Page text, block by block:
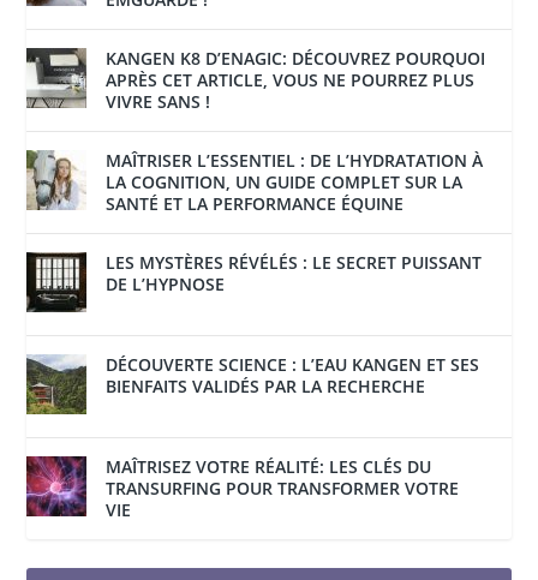
KANGEN K8 D’ENAGIC: DÉCOUVREZ POURQUOI
APRÈS CET ARTICLE, VOUS NE POURREZ PLUS
VIVRE SANS !
MAÎTRISER L’ESSENTIEL : DE L’HYDRATATION À
LA COGNITION, UN GUIDE COMPLET SUR LA
SANTÉ ET LA PERFORMANCE ÉQUINE
LES MYSTÈRES RÉVÉLÉS : LE SECRET PUISSANT
DE L’HYPNOSE
DÉCOUVERTE SCIENCE : L’EAU KANGEN ET SES
BIENFAITS VALIDÉS PAR LA RECHERCHE
MAÎTRISEZ VOTRE RÉALITÉ: LES CLÉS DU
TRANSURFING POUR TRANSFORMER VOTRE
VIE